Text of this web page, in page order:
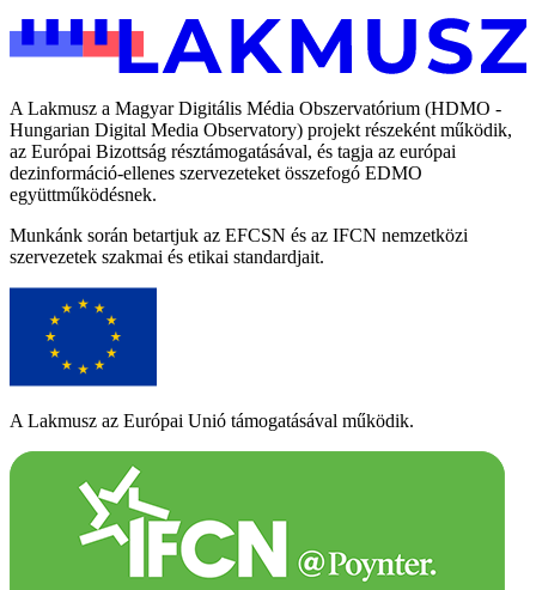
A Lakmusz a Magyar Digitális Média Obszervatórium (HDMO -
Hungarian Digital Media Observatory) projekt részeként működik,
az Európai Bizottság résztámogatásával, és tagja az európai
dezinformáció-ellenes szervezeteket összefogó EDMO
együttműködésnek.
Munkánk során betartjuk az EFCSN és az IFCN nemzetközi
szervezetek szakmai és etikai standardjait.
A Lakmusz az Európai Unió támogatásával működik.